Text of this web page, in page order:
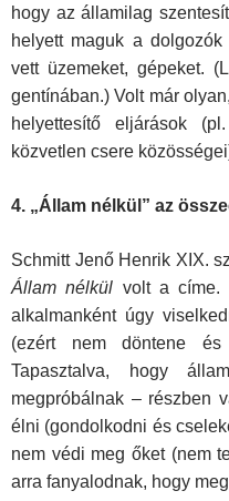
hogy az államilag
helyett maguk a
vett üzemeket, gépeket.
gentínában.) Volt már
helyettesítő eljárások
közvetlen csere
4. „Állam nélkül” az
Schmitt Jenő Henrik XIX.
Állam nélkül volt a címe.
alkalmanként úgy
(ezért nem döntene és
Tapasztalva, hogy
megpróbálnak – részben
élni (gondolkodni és
nem védi meg őket (nem
arra fanyalodnak, hogy